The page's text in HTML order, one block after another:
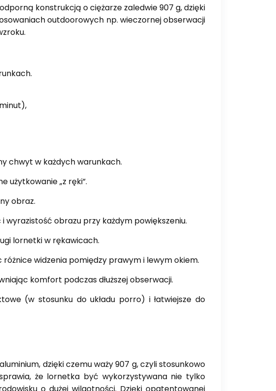
konstrukcją o ciężarze zaledwie 907 g, dzięki
outdoorowych np. wieczornej obserwacji
chwyt w każdych warunkach.
użytkowanie „z ręki”.
obraz.
obrazu przy każdym powiększeniu.
lornetki w rękawicach.
widzenia pomiędzy prawym i lewym okiem.
komfort podczas dłuższej obserwacji.
(w stosunku do układu porro) i łatwiejsze do
dzięki czemu waży 907 g, czyli stosunkowo
że lornetka być wykorzystywana nie tylko